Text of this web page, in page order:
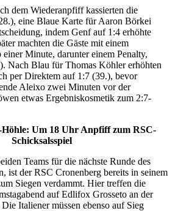
dem Wiederanpfiff kassierten die
eine Blaue Karte für Aaron Börkei
indem Genf auf 1:4 erhöhte
machten die Gäste mit einem
Minute, darunter einem Penalty,
Nach Blau für Thomas Köhler erhöhten
per Direktem auf 1:7 (39.), bevor
Aleixo zwei Minuten vor der
etwas Ergebniskosmetik zum 2:7-
Um 18 Uhr Anpfiff zum RSC-
Schicksalsspiel
Teams für die nächste Runde des
ist der RSC Cronenberg bereits in seinem
Siegen verdammt. Hier treffen die
auf Edlifox Grosseto an der
Italiener müssen ebenso auf Sieg